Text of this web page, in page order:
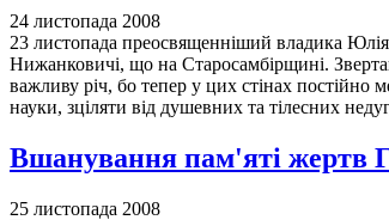
24 листопада 2008
23 листопада преосвященніший владика
Нижанковичі, що на Старосамбірщині.
важливу річ, бо тепер у цих стінах
науки, зціляти від душевних та тілесних
Вшанування пам'яті жертв
25 листопада 2008